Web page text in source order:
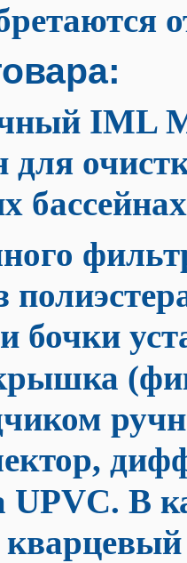
IML
для
бочки
UPVC. В